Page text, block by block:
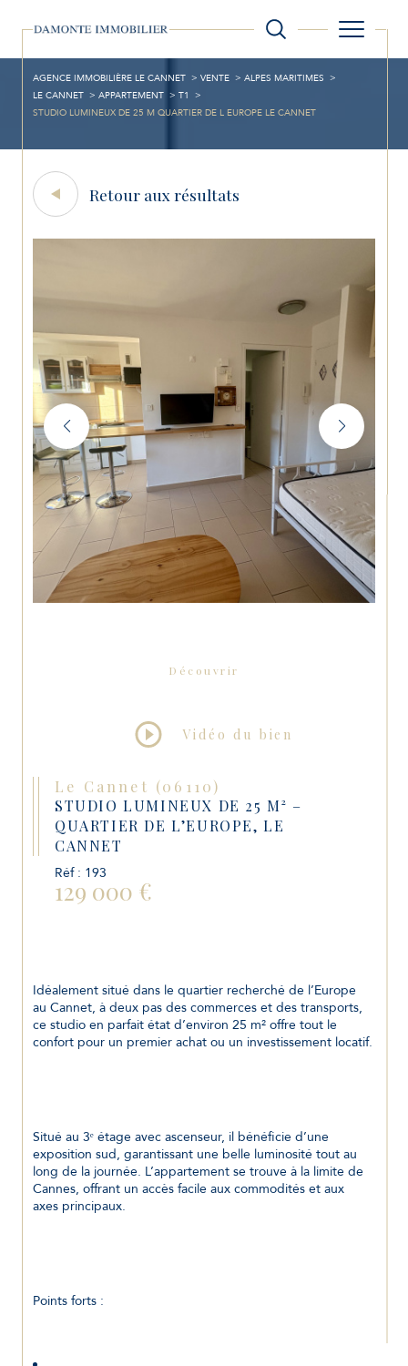
AGENCE IMMOBILIÈRE LE CANNET VENTE
ALPES MARITIMES
LE CANNET
APPARTEMENT
T1
STUDIO LUMINEUX DE 25 M QUARTIER DE L EUROPE LE CANNET
Retour aux résultats
Découvrir
Vidéo du bien
Le Cannet (06110)
STUDIO LUMINEUX DE 25 M² –
QUARTIER DE L’EUROPE, LE
CANNET
Réf : 193
129 000 €
Idéalement situé dans le quartier recherché de l’Europe
au Cannet, à deux pas des commerces et des transports,
ce studio en parfait état d’environ 25 m² offre tout le
confort pour un premier achat ou un investissement locatif.
Situé au 3ᵉ étage avec ascenseur, il bénéficie d’une
exposition sud, garantissant une belle luminosité tout au
long de la journée. L’appartement se trouve à la limite de
Cannes, offrant un accès facile aux commodités et aux
axes principaux.
Points forts :